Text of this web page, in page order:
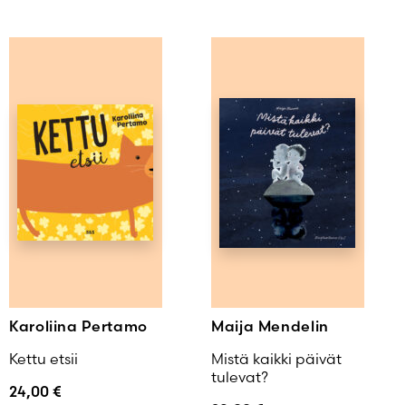
Karoliina Pertamo
Kettu etsii
24,00 €
Maija Mendelin
Mistä kaikki päivät
tulevat?